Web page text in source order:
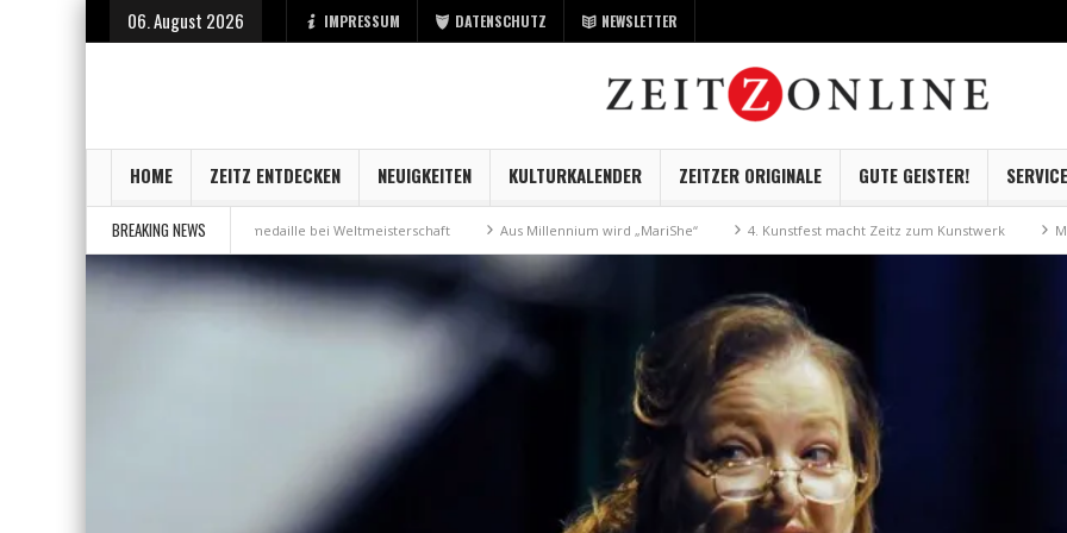
06. August 2026 IMPRESSUM DATENSCHUTZ NEWSLETTER
HOME ZEITZ ENTDECKEN NEUIGKEITEN KULTURKALENDER ZEITZER ORIGINALE GUTE GEISTER! SERVICE
BREAKING NEWS
Bronzemedaille bei Weltmeisterschaft Aus Millennium wird „MariShe“ 4. Kunstfest macht Zeitz zum Kunstwerk Museum